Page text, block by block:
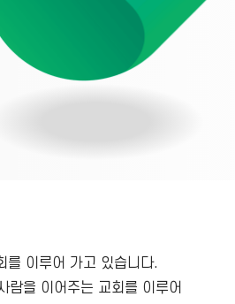
를 이루어 가고 있습니다.
람을 이어주는 교회를 이루어